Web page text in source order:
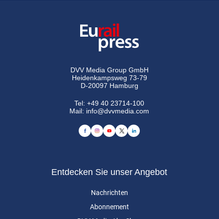
DVV Media Group GmbH
Heidenkampsweg 73-79
D-20097 Hamburg
Tel:+49 40 23714-100
Mail: info@dvvmedia.com
Entdecken Sie unser Angebot
Nachrichten
Abonnement